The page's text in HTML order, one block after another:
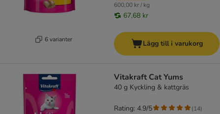
6 varianter
600,00 kr / kg
67,68 kr
Lägg till i varukorg
Vitakraft Cat Yums
40 g Kyckling & kattgräs
Rating: 4.9/5 (14)